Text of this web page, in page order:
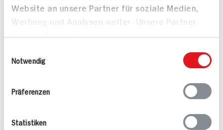
Website an unsere Partner für soziale Medien,
Werbung und Analysen weiter. Unsere Partner
führen diese Informationen möglicherweise mit
bereitgestellt haben oder die sie im Rahmen
Notwendig
Präferenzen
Statistiken
kontakt
hit.de
Wir beantworten gerne Ihre Fragen
Folgen Sie uns auf TikTok